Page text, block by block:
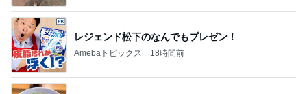
レジェンド松下のなんでもプレゼン！
Amebaトピックス 18時間前